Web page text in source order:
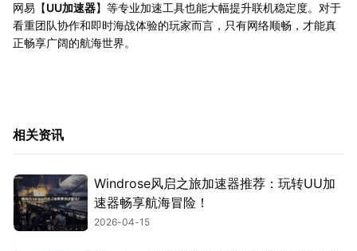
网易【UU加速器】等专业加速工具也能大幅提升联机稳定度。对于
看重团队协作和即时海战体验的玩家而言，只有网络顺畅，才能真
正畅享广阔的航海世界。
相关资讯
Windrose风启之旅加速器推荐：玩转UU加
速器畅享航海冒险！
2026-04-15